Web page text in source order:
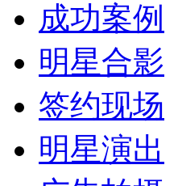
成功案例
明星合影
签约现场
明星演出